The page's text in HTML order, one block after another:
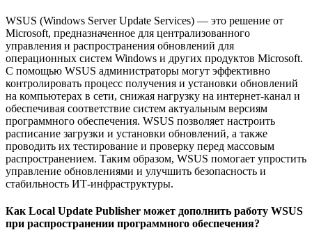
WSUS (Windows Server Update Services) — это решение от
Microsoft, предназначенное для централизованного
управления и распространения обновлений для
операционных систем Windows и других продуктов Microsoft.
С помощью WSUS администраторы могут эффективно
контролировать процесс получения и установки обновлений
на компьютерах в сети, снижая нагрузку на интернет-канал и
обеспечивая соответствие систем актуальным версиям
программного обеспечения. WSUS позволяет настроить
расписание загрузки и установки обновлений, а также
проводить их тестирование и проверку перед массовым
распространением. Таким образом, WSUS помогает упростить
управление обновлениями и улучшить безопасность и
стабильность ИТ-инфраструктуры.
Как Local Update Publisher может дополнить работу WSUS
при распространении программного обеспечения?